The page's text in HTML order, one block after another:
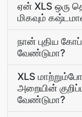
ஏன் XLS ஒரு
மிகவும்
நான் புதிய
வேண்டுமா?
XLS
அறையின்
வேண்டுமா?